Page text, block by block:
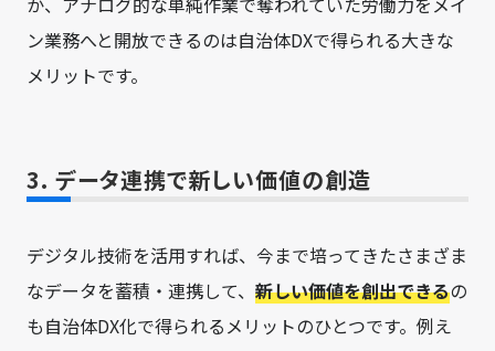
ン業務へと開放できるのは自治体DXで得られる大きな
メリットです。
3. データ連携で新しい価値の創造
デジタル技術を活用すれば、今まで培ってきたさまざま
なデータを蓄積・連携して、 新しい価値を創出できるの
も自治体DX化で得られるメリットのひとつです。例え